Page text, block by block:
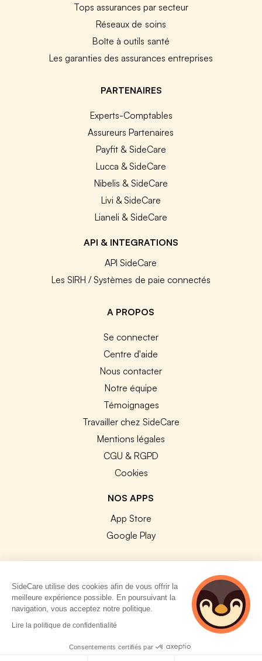
Tops assurances par secteur
Réseaux de soins
Boîte à outils santé
Les garanties des assurances entreprises
PARTENAIRES
Experts-Comptables
Assureurs Partenaires
Payfit & SideCare
Lucca & SideCare
Nibelis & SideCare
Livi & SideCare
Lianeli & SideCare
API & INTEGRATIONS
API SideCare
Les SIRH / Systèmes de paie connectés
A PROPOS
Se connecter
Centre d'aide
Nous contacter
Notre équipe
Témoignages
Travailler chez SideCare
Mentions légales
CGU & RGPD
Cookies
NOS APPS
App Store
Google Play
© 2026 SideCare. Tous droits réservés.
SideCare utilise des cookies afin de vous offrir la
meilleure expérience possible. En poursuivant la
navigation, vous acceptez notre politique.
Lire la politique de confidentialité
Consentements certifiés par
4 personnes
consultent
actuellement cette